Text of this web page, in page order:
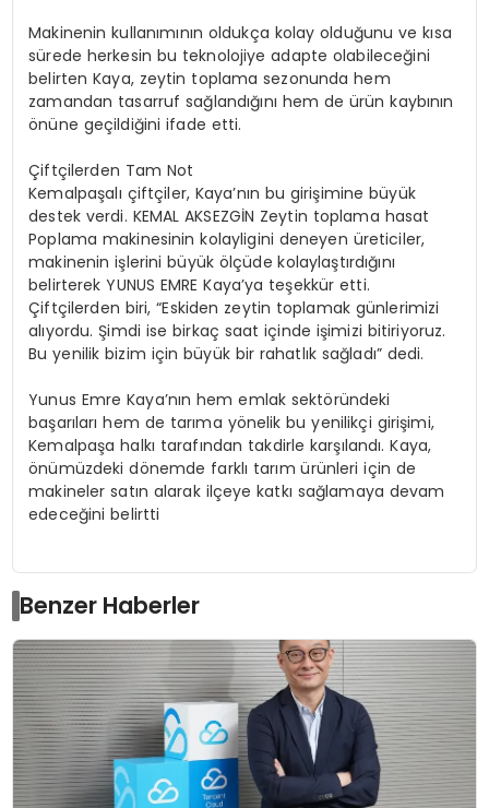
Makinenin kullanımının oldukça kolay olduğunu ve kısa
sürede herkesin bu teknolojiye adapte olabileceğini
belirten Kaya, zeytin toplama sezonunda hem
zamandan tasarruf sağlandığını hem de ürün kaybının
önüne geçildiğini ifade etti.
Çiftçilerden Tam Not
Kemalpaşalı çiftçiler, Kaya’nın bu girişimine büyük
destek verdi. KEMAL AKSEZGİN Zeytin toplama hasat
Poplama makinesinin kolayligini deneyen üreticiler,
makinenin işlerini büyük ölçüde kolaylaştırdığını
belirterek YUNUS EMRE Kaya’ya teşekkür etti.
Çiftçilerden biri, “Eskiden zeytin toplamak günlerimizi
alıyordu. Şimdi ise birkaç saat içinde işimizi bitiriyoruz.
Bu yenilik bizim için büyük bir rahatlık sağladı” dedi.
Yunus Emre Kaya’nın hem emlak sektöründeki
başarıları hem de tarıma yönelik bu yenilikçi girişimi,
Kemalpaşa halkı tarafından takdirle karşılandı. Kaya,
önümüzdeki dönemde farklı tarım ürünleri için de
makineler satın alarak ilçeye katkı sağlamaya devam
edeceğini belirtti
Benzer Haberler